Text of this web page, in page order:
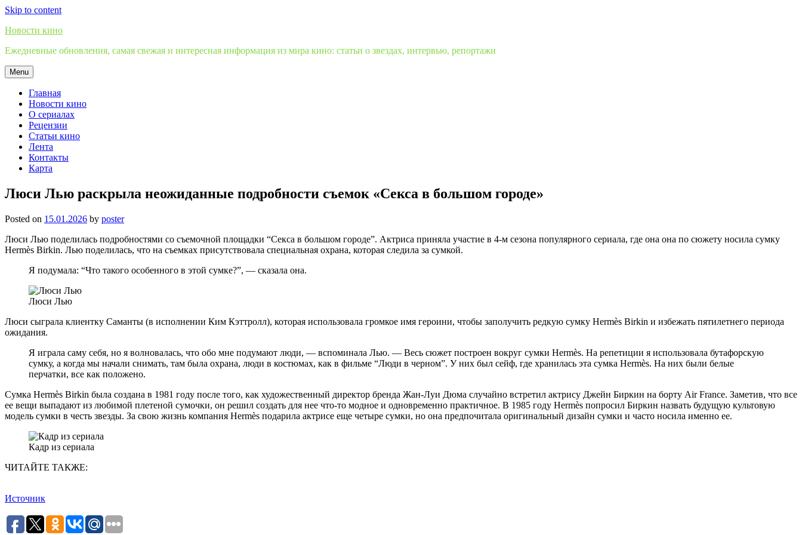
Skip to content
Новости кино
Ежедневные обновления, самая свежая и интересная информация из мира кино: статьи о звездах, интервью, репортажи
Menu
Главная
Новости кино
О сериалах
Рецензии
Статьи кино
Лента
Контакты
Карта
Люси Лью раскрыла неожиданные подробности съемок «Секса в большом городе»
Posted on 15.01.2026 by poster
Люси Лью поделилась подробностями со съемочной площадки “Секса в большом городе”. Актриса приняла участие в 4-м сезона популярного сериала, где она она по сюжету носила сумку
Hermès Birkin. Лью поделилась, что на съемках присутствовала специальная охрана, которая следила за сумкой.
Я подумала: “Что такого особенного в этой сумке?”, — сказала она.
Люси Лью
Люси сыграла клиентку Саманты (в исполнении Ким Кэттролл), которая использовала громкое имя героини, чтобы заполучить редкую сумку Hermès Birkin и избежать пятилетнего периода
ожидания.
Я играла саму себя, но я волновалась, что обо мне подумают люди, — вспоминала Лью. — Весь сюжет построен вокруг сумки Hermès. На репетиции я использовала бутафорскую
сумку, а когда мы начали снимать, там была охрана, люди в костюмах, как в фильме “Люди в черном”. У них был сейф, где хранилась эта сумка Hermès. На них были белые
перчатки, все как положено.
Сумка Hermès Birkin была создана в 1981 году после того, как художественный директор бренда Жан-Луи Дюма случайно встретил актрису Джейн Биркин на борту Air France. Заметив, что все
ее вещи выпадают из любимой плетеной сумочки, он решил создать для нее что-то модное и одновременно практичное. В 1985 году Hermès попросил Биркин назвать будущую культовую
модель сумки в честь звезды. За свою жизнь компания Hermès подарила актрисе еще четыре сумки, но она предпочитала оригинальный дизайн сумки и часто носила именно ее.
Кадр из сериала
ЧИТАЙТЕ ТАКЖЕ:
Источник